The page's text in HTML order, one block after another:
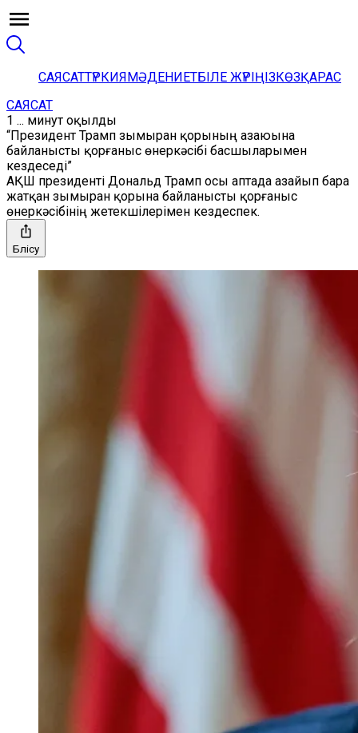
САЯСАТТҮРКИЯМӘДЕНИЕТБІЛЕ ЖҮРІҢІЗКӨЗҚАРАС
САЯСАТ
1 ... минут оқылды
“Президент Трамп зымыран қорының азаюына
байланысты қорғаныс өнеркәсібі басшыларымен
кездеседі”
АҚШ президенті Дональд Трамп осы аптада азайып бара
жатқан зымыран қорына байланысты қорғаныс
өнеркәсібінің жетекшілерімен кездеспек.
Бөлісу